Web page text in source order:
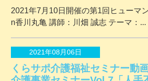
2021年7月10日開催の第1回ヒューマ
n香川丸亀 講師：川畑 誠志 テーマ：...
2021年08月06日
くらサポ介護福祉セミナー動